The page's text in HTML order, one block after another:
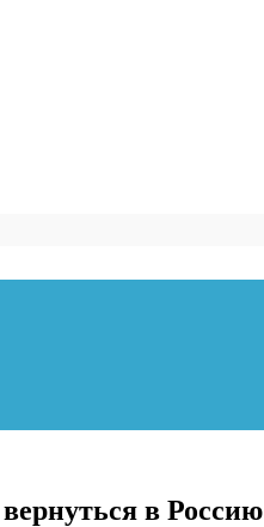
в Россию